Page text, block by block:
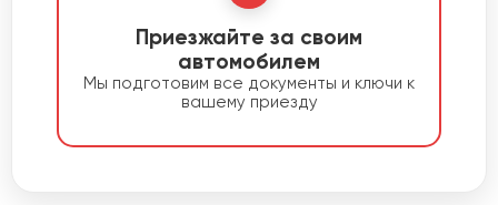
Приезжайте за своим
автомобилем
Мы подготовим все документы и ключи к
вашему приезду